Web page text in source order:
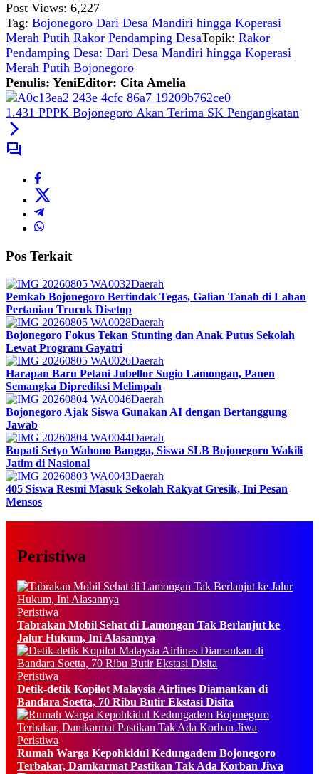
Post Views: 6,227
Tag: Bojonegoro Dari Desa Mandiri hingga Koperasi
Merah Putih Rakor Pendamping DesaTopik: Rakor
Pendamping Desa: Dari Desa Mandiri hingga Koperasi
Merah Putih Bojonegoro
Penulis: YeniEditor: Cita Amelia
1.431 PPPK Bojonegoro Akan Terima SK Pengangkatan
Pos Terkait
Daerah
Pemkab Bojonegoro Bertindak Tegas, Galian Tanah di Lahan
Pertanian Trucuk Disetop
Daerah
Bojonegoro Fokus Tekan Stunting dan Anak Putus Sekolah
Lewat Program Gayatri
Daerah
Harapan Baru Petani Jubellor Sugio Lamongan, Panen
Semangka Diprediksi Melimpah
Daerah
Bojonegoro Ajak Siswa Gunakan AI dengan Bertanggung
Jawab
Daerah
Bupati Setyo Wahono Bangga, Siswa SLB Bojonegoro Wakili
Jatim di Nasional
Daerah
405 Siswa Resmi Masuk Sekolah Rakyat Gresik, Ini Pesan
Mensos
Peristiwa
Peristiwa
Tabrakan Mobil Sehat di Lamongan Tak Berlanjut ke
Jalur Hukum, Ini Alasannya
Peristiwa
Detik-detik Kopilot Malaysia Airlines Diamankan di
Bandara Soetta, 70 Ribu Butir Ekstasi Disita
Peristiwa
Rumah Warga Kepohkidul Kedungadem Bojonegoro
Terbakar, Damkarmat Pastikan Tak Ada Korban Jiwa